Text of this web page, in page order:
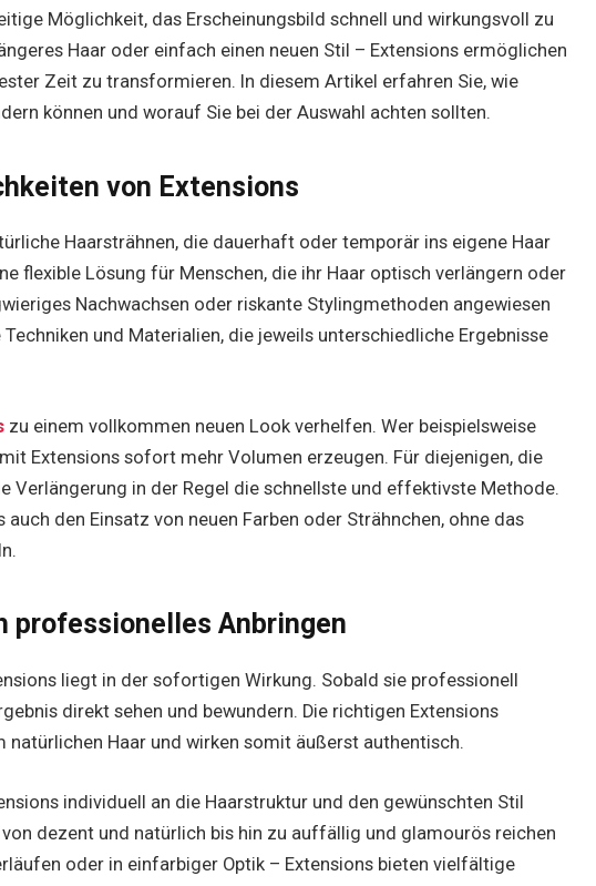
Möglichkeit, das Erscheinungsbild schnell und wirkungsvoll zu
Haar oder einfach einen neuen Stil – Extensions ermöglichen
Zeit zu transformieren. In diesem Artikel erfahren Sie, wie
können und worauf Sie bei der Auswahl achten sollten.
von Extensions
Haarsträhnen, die dauerhaft oder temporär ins eigene Haar
flexible Lösung für Menschen, die ihr Haar optisch verlängern oder
Nachwachsen oder riskante Stylingmethoden angewiesen
und Materialien, die jeweils unterschiedliche Ergebnisse
zu einem vollkommen neuen Look verhelfen. Wer beispielsweise
Extensions sofort mehr Volumen erzeugen. Für diejenigen, die
Verlängerung in der Regel die schnellste und effektivste Methode.
auch den Einsatz von neuen Farben oder Strähnchen, ohne das
Anbringen
liegt in der sofortigen Wirkung. Sobald sie professionell
direkt sehen und bewundern. Die richtigen Extensions
Haar und wirken somit äußerst authentisch.
individuell an die Haarstruktur und den gewünschten Stil
dezent und natürlich bis hin zu auffällig und glamourös reichen
oder in einfarbiger Optik – Extensions bieten vielfältige